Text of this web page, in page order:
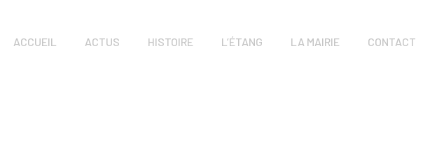
ACCUEIL ACTUS HISTOIRE L’ÉTANG LA MAIRIE CONTACT